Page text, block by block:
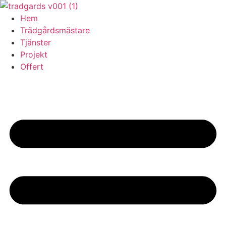
Skip
content
Hem
Trädgårdsmästare
Tjänster
Projekt
Offert